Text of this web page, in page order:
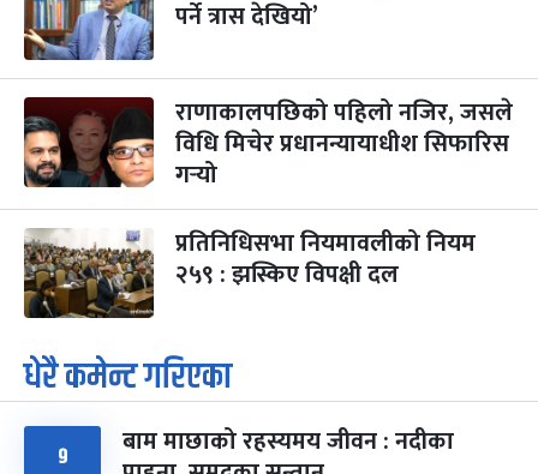
पर्ने त्रास देखियो’
राणाकालपछिको पहिलो नजिर, जसले
विधि मिचेर प्रधानन्यायाधीश सिफारिस
गर्‍यो
प्रतिनिधिसभा नियमावलीको नियम
२५९ : झस्किए विपक्षी दल
धेरै कमेन्ट गरिएका
९ बाम माछाको रहस्यमय जीवन : नदीका